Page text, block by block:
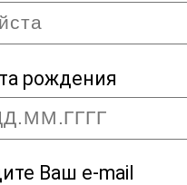
рождения
Ваш e-mail